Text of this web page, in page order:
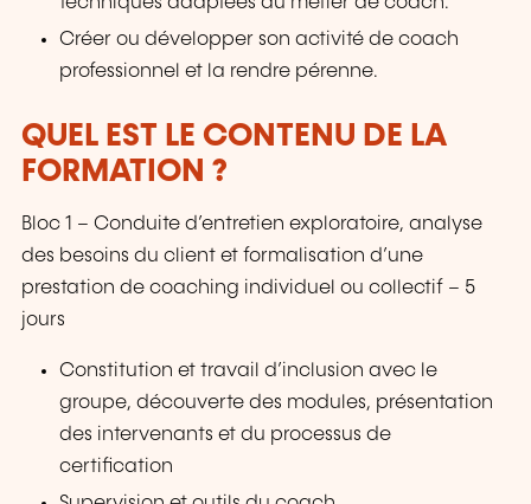
Créer ou développer son activité de coach
professionnel et la rendre pérenne.
QUEL EST LE CONTENU DE LA
FORMATION ?
Bloc 1 – Conduite d’entretien exploratoire, analyse
des besoins du client et formalisation d’une
prestation de coaching individuel ou collectif – 5
jours
Constitution et travail d’inclusion avec le
groupe, découverte des modules, présentation
des intervenants et du processus de
certification